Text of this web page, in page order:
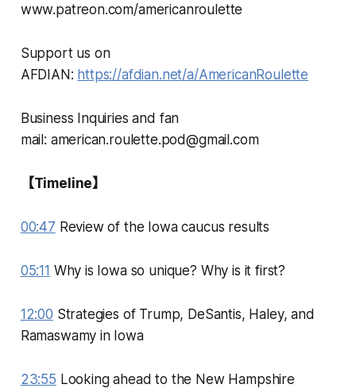
www.patreon.com/americanroulette
Support us on
AFDIAN: https://afdian.net/a/AmericanRoulette
Business Inquiries and fan
mail: american.roulette.pod@gmail.com
【Timeline】
00:47 Review of the Iowa caucus results
05:11 Why is Iowa so unique? Why is it first?
12:00 Strategies of Trump, DeSantis, Haley, and
Ramaswamy in Iowa
23:55 Looking ahead to the New Hampshire